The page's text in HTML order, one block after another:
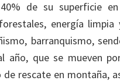
de su superficie
energía
barranquismo,
año, que se mueven
rescate en montaña,